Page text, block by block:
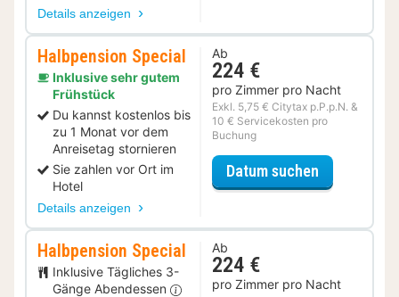
Details anzeigen
Halbpension Special
Inklusive sehr gutem
Frühstück
Du kannst kostenlos bis
zu 1 Monat vor dem
Anreisetag stornieren
Sie zahlen vor Ort im
Hotel
Details anzeigen
Ab
224 €
pro Zimmer pro Nacht
Exkl. 5,75 € Citytax p.P.p.N. &
10 € Servicekosten pro
Buchung
Datum suchen
Halbpension Special
Inklusive Tägliches 3-
Gänge Abendessen
Ab
224 €
pro Zimmer pro Nacht